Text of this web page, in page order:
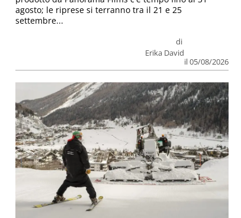
di
Erika David
il 05/08/2026
agosto; le riprese si terranno tra il 21 e 25
settembre...